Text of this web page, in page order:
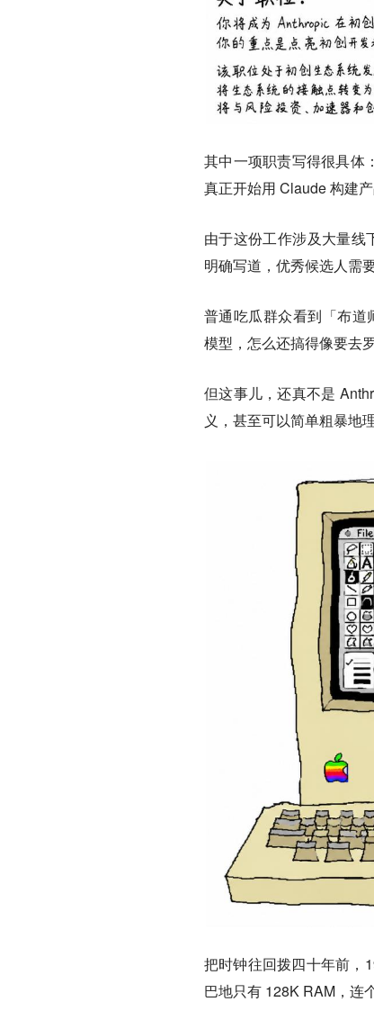
其中一项职责写得很具体
真正开始用 Claude 构建产
由于这份工作涉及大量线
明确写道， 优秀候选人需
普通吃瓜群众看到「布道
模型，怎么还搞得像要去
但这事儿，还真不是
义，甚至可以简单粗暴地
把时钟往回拨四十年前，
巴地只有 128K RAM，连